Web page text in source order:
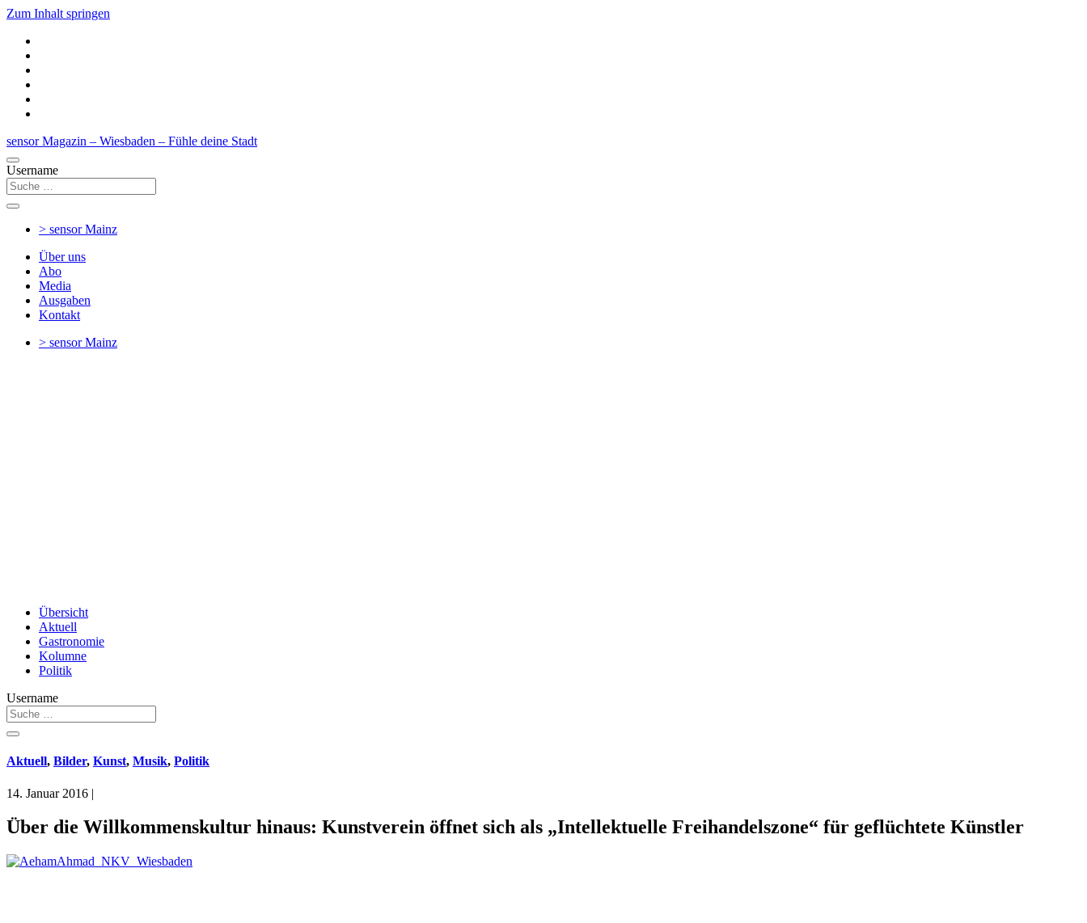
Zum Inhalt springen
sensor Magazin – Wiesbaden – Fühle deine Stadt
Username
> sensorMainz
Über uns
Abo
Media
Ausgaben
Kontakt
> sensorMainz
Übersicht
Aktuell
Gastronomie
Kolumne
Politik
Username
Aktuell, Bilder, Kunst, Musik, Politik
14. Januar 2016 |
Über die Willkommenskultur hinaus: Kunstverein öffnet sich als „Intellektuelle Freihandelszone“ für geflüchtete Künstler